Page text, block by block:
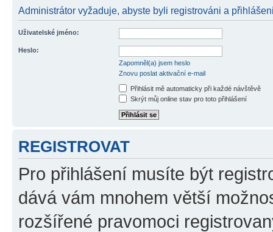
Administrátor vyžaduje, abyste byli registrováni a
Uživatelské jméno:
Heslo:
Zapomněl(a) jsem heslo
Znovu poslat aktivační e-mail
Přihlásit mě automaticky při každé návštěvě
Skrýt můj online stav pro toto přihlášení
REGISTROVAT
Pro přihlášení musíte být
dává vám mnohem větší
rozšířené pravomoci